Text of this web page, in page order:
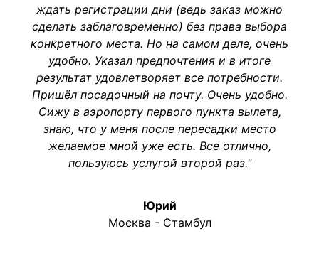
ждать регистрации дни (ведь заказ можно
сделать заблаговременно) без права выбора
конкретного места. Но на самом деле, очень
удобно. Указал предпочтения и в итоге
результат удовлетворяет все потребности.
Пришёл посадочный на почту. Очень удобно.
Сижу в аэропорту первого пункта вылета,
знаю, что у меня после пересадки место
желаемое мной уже есть. Все отлично,
пользуюсь услугой второй раз."
Юрий
Москва - Стамбул